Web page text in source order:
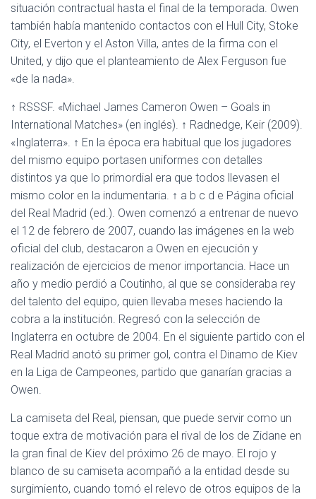
situación contractual hasta el final de la temporada. Owen
también había mantenido contactos con el Hull City, Stoke
City, el Everton y el Aston Villa, antes de la firma con el
United, y dijo que el planteamiento de Alex Ferguson fue
«de la nada».
↑ RSSSF. «Michael James Cameron Owen – Goals in
International Matches» (en inglés). ↑ Radnedge, Keir (2009).
«Inglaterra». ↑ En la época era habitual que los jugadores
del mismo equipo portasen uniformes con detalles
distintos ya que lo primordial era que todos llevasen el
mismo color en la indumentaria. ↑ a b c d e Página oficial
del Real Madrid (ed.). Owen comenzó a entrenar de nuevo
el 12 de febrero de 2007, cuando las imágenes en la web
oficial del club, destacaron a Owen en ejecución y
realización de ejercicios de menor importancia. Hace un
año y medio perdió a Coutinho, al que se consideraba rey
del talento del equipo, quien llevaba meses haciendo la
cobra a la institución. Regresó con la selección de
Inglaterra en octubre de 2004. En el siguiente partido con el
Real Madrid anotó su primer gol, contra el Dinamo de Kiev
en la Liga de Campeones, partido que ganarían gracias a
Owen.
La camiseta del Real, piensan, que puede servir como un
toque extra de motivación para el rival de los de Zidane en
la gran final de Kiev del próximo 26 de mayo. El rojo y
blanco de su camiseta acompañó a la entidad desde su
surgimiento, cuando tomó el relevo de otros equipos de la